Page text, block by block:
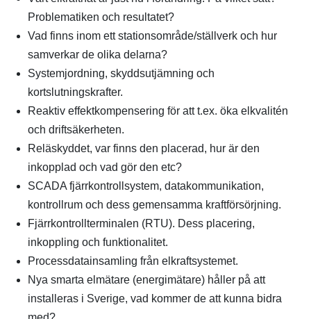
Problematiken och resultatet?
Vad finns inom ett stationsområde/ställverk och hur
samverkar de olika delarna?
Systemjordning, skyddsutjämning och
kortslutningskrafter.
Reaktiv effektkompensering för att t.ex. öka elkvalitén
och driftsäkerheten.
Reläskyddet, var finns den placerad, hur är den
inkopplad och vad gör den etc?
SCADA fjärrkontrollsystem, datakommunikation,
kontrollrum och dess gemensamma kraftförsörjning.
Fjärrkontrollterminalen (RTU). Dess placering,
inkoppling och funktionalitet.
Processdatainsamling från elkraftsystemet.
Nya smarta elmätare (energimätare) håller på att
installeras i Sverige, vad kommer de att kunna bidra